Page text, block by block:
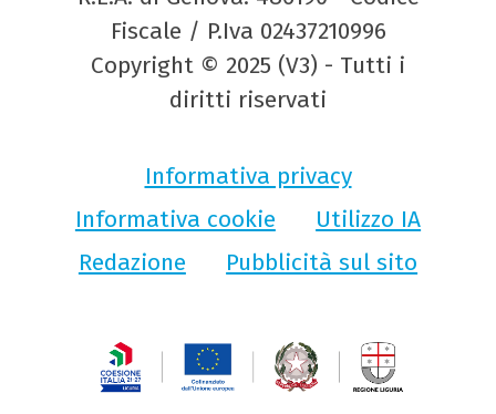
Fiscale / P.Iva 02437210996
Copyright © 2025 (V3) - Tutti i
diritti riservati
Informativa privacy
Informativa cookie
Utilizzo IA
Redazione
Pubblicità sul sito